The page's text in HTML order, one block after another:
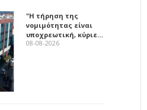
"Η τήρηση της
νομιμότητας είναι
υποχρεωτική, κύριε…
08-08-2026